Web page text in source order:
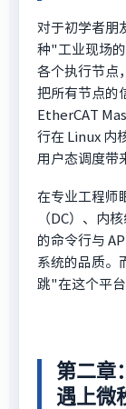
对于初学者朋
种"工业现场
各个执行节点
把所有节点的
EtherCAT
行在 Linux 内
用户态调度带
在专业工程师
（DC）、内
的命令行与
系统的品质。
跳"在这个平
第二章
遇上微